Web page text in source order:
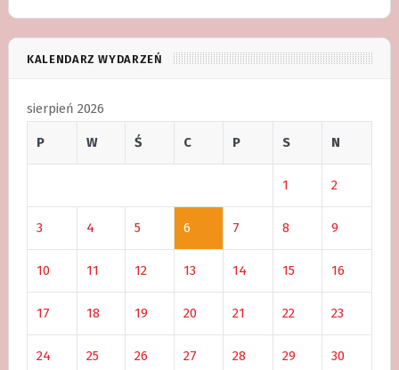
KALENDARZ WYDARZEŃ
sierpień 2026
P W Ś C P S N
1 2
3 4 5 6 7 8 9
10 11 12 13 14 15 16
17 18 19 20 21 22 23
24 25 26 27 28 29 30